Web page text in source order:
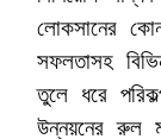
লোকসানের
সফলতাসহ
তুলে ধরে
উন্নয়নের রুল